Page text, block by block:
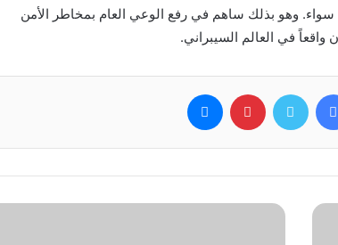
سواء. وهو بذلك ساهم في رفع الوعي العام بمخاطر الأمن
في العالم السيبراني.
فيسبوك تويتر بينتيريست